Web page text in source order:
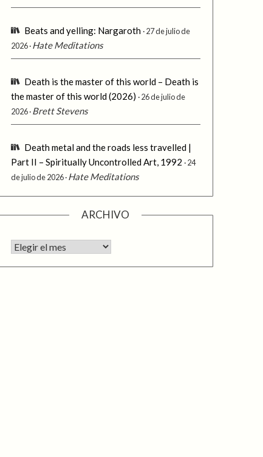
Beats and yelling: Nargaroth 27 de julio de
2026 Hate Meditations
Death is the master of this world – Death is
the master of this world (2026)
26 de julio de
2026 Brett Stevens
Death metal and the roads less travelled |
Part II – Spiritually Uncontrolled Art, 1992
24
de julio de 2026 Hate Meditations
ARCHIVO
Archivo